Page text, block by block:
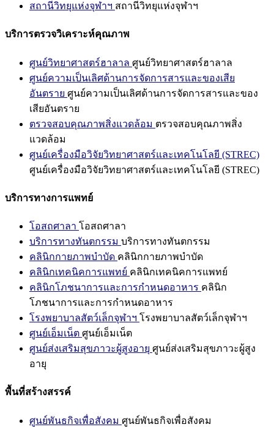
สถานีวิทยุแห่งจุฬาฯ สถานีวิทยุแห่งจุฬาฯ
บริการตรวจวิเคราะห์คุณภาพ
ศูนย์วิทยาศาสตร์ฮาลาล ศูนย์วิทยาศาสตร์ฮาลาล
ศูนย์ความเป็นเลิศด้านการจัดการสารและของเสีย
อันตราย ศูนย์ความเป็นเลิศด้านการจัดการสารและของ
เสียอันตราย
ตรวจสอบคุณภาพสิ่งแวดล้อม ตรวจสอบคุณภาพสิ่ง
แวดล้อม
ศูนย์เครื่องมือวิจัยวิทยาศาสตร์และเทคโนโลยี (STREC)
ศูนย์เครื่องมือวิจัยวิทยาศาสตร์และเทคโนโลยี (STREC)
บริการทางการแพทย์
โอสถศาลา โอสถศาลา
บริการทางทันตกรรม บริการทางทันตกรรม
คลินิกกายภาพบำบัด คลินิกกายภาพบำบัด
คลินิกเทคนิคการแพทย์ คลินิกเทคนิคการแพทย์
คลินิกโภชนาการและการกำหนดอาหาร คลินิก
โภชนาการและการกำหนดอาหาร
โรงพยาบาลสัตว์เล็กจุฬาฯ โรงพยาบาลสัตว์เล็กจุฬาฯ
ศูนย์เอ็มเน็ต ศูนย์เอ็มเน็ต
ศูนย์ส่งเสริมสุขภาวะผู้สูงอายุ ศูนย์ส่งเสริมสุขภาวะผู้สูง
อายุ
พื้นที่สร้างสรรค์
ศูนย์พันธกิจเพื่อสังคม ศูนย์พันธกิจเพื่อสังคม